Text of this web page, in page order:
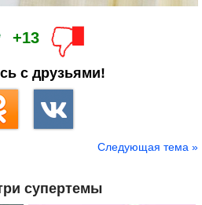
+13
с друзьями!
Следующая тема »
супертемы